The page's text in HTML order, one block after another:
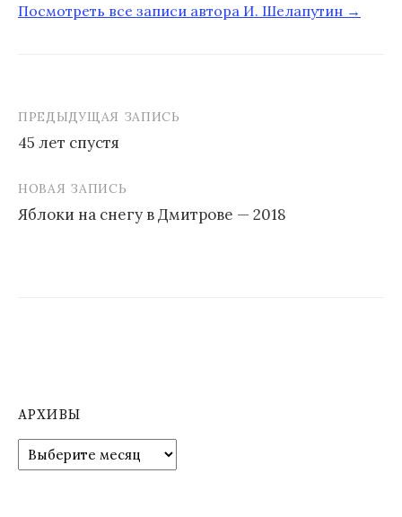
Посмотреть все записи автора И. Шелапутин →
а
я
п
ПРЕДЫДУЩАЯ ЗАПИСЬ
45 лет спустя
НОВАЯ ЗАПИСЬ
Яблоки на снегу в Дмитрове — 2018
АРХИВЫ
р